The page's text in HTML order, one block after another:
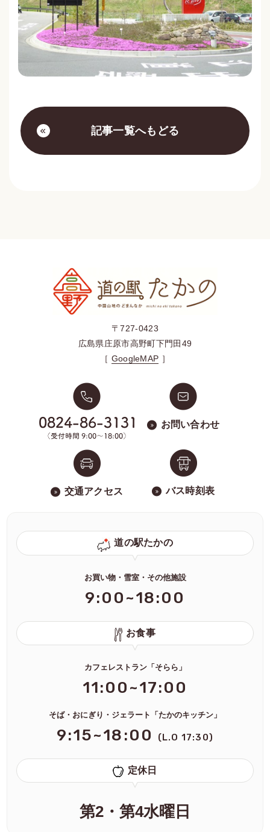
記事一覧へもどる
〒727-0423
広島県庄原市高野町下門田49
［ GoogleMAP ］
お問い合わせ
交通アクセス バス時刻表
道の駅たかの
お買い物・雪室・その他施設
9:00~18:00
お食事
カフェレストラン「そらら」
11:00~17:00
そば・おにぎり・ジェラート「たかのキッチン」
9:15~18:00 (L.O 17:30)
定休日
第2・第4水曜日